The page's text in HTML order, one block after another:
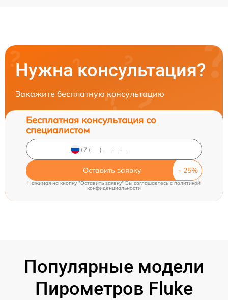
Нужна консультация?
Закажите бесплатную консультацию
Бесплатная консультация со
специалистом
Оставить заявку
Нажимая на кнопку "Оставить заявку" Вы соглашаетесь cполитикой
конфиденциальности
Популярные модели
Пирометров Fluke